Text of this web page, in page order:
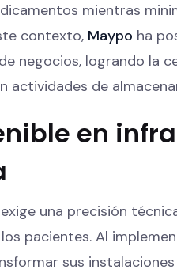
mientras
contexto, Maypo ha
negocios, logrando la
actividades de
en
una precisión
pacientes. Al
sus